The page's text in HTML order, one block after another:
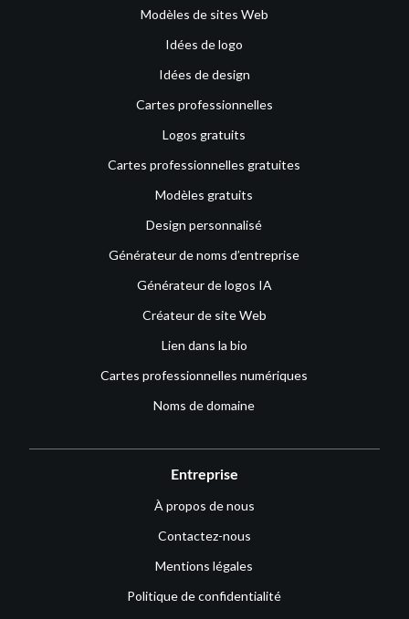
Modèles de sites Web
Idées de logo
Idées de design
Cartes professionnelles
Logos gratuits
Cartes professionnelles gratuites
Modèles gratuits
Design personnalisé
Générateur de noms d’entreprise
Générateur de logos IA
Créateur de site Web
Lien dans la bio
Cartes professionnelles numériques
Noms de domaine
Entreprise
À propos de nous
Contactez-nous
Mentions légales
Politique de confidentialité